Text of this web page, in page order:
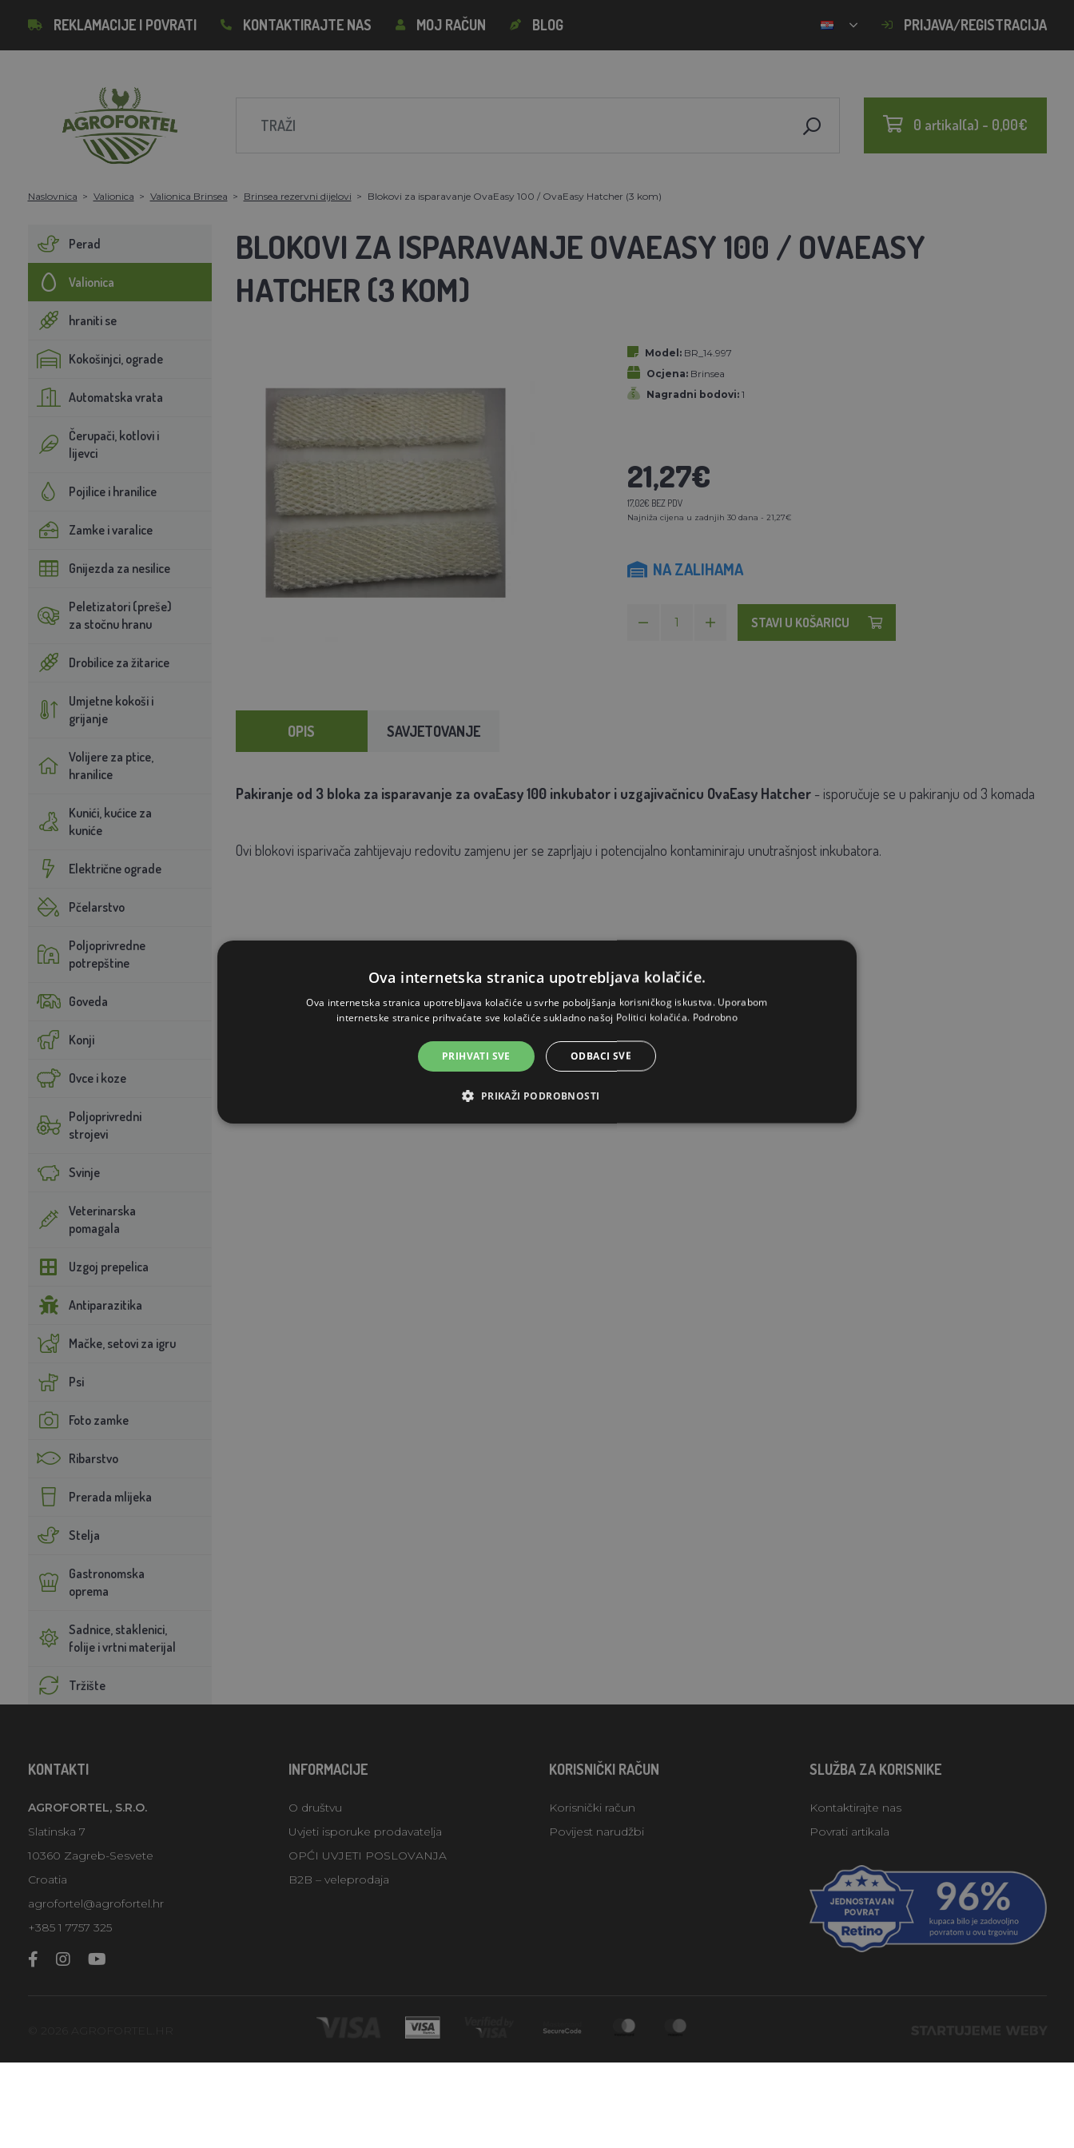
REKLAMACIJE I POVRATI KONTAKTIRAJTE NAS MOJ RAČUN BLOG PRIJAVA/REGISTRACIJA
0 artikal(a) - 0,00€
Naslovnica Valionica Valionica Brinsea Brinsea rezervni dijelovi Blokovi za isparavanje OvaEasy 100 / OvaEasy Hatcher (3 kom)
Perad
Valionica
hraniti se
Kokošinjci, ograde
Automatska vrata
Čerupači, kotlovi i
lijevci
Pojilice i hranilice
Zamke i varalice
Gnijezda za nesilice
Peletizatori (preše)
za stočnu hranu
Drobilice za žitarice
Umjetne kokoši i
grijanje
Volijere za ptice,
hranilice
Kunići, kućice za
kuniće
Električne ograde
Pčelarstvo
Poljoprivredne
potrepštine
Goveda
Konji
Ovce i koze
Poljoprivredni
strojevi
Svinje
Veterinarska
pomagala
Uzgoj prepelica
Antiparazitika
Mačke, setovi za igru
Psi
Foto zamke
Ribarstvo
Prerada mlijeka
Stelja
Gastronomska
oprema
Sadnice, staklenici,
folije i vrtni materijal
Tržište
BLOKOVI ZA ISPARAVANJE OVAEASY 100 / OVAEASY
HATCHER (3 KOM)
Model: BR_14.997
Ocjena: Brinsea
Nagradni bodovi: 1
21,27€
17,02€ BEZ PDV
Najniža cijena u zadnjih 30 dana - 21,27€
NA ZALIHAMA
STAVI U KOŠARICU
OPIS SAVJETOVANJE
Pakiranje od 3 bloka za isparavanje za ovaEasy 100 inkubator i uzgajivačnicu OvaEasy Hatcher- isporučuje se u pakiranju od 3 komada
Ovi blokovi isparivača zahtijevaju redovitu zamjenu jer se zaprljaju i potencijalno kontaminiraju unutrašnjost inkubatora.
KONTAKTI
AGROFORTEL, S.R.O.
Slatinska 7
10360 Zagreb-Sesvete
Croatia
agrofortel@agrofortel.hr
+385 1 7757 325
INFORMACIJE
O društvu
Uvjeti isporuke prodavatelja
OPĆI UVJETI POSLOVANJA
B2B – veleprodaja
KORISNIČKI RAČUN
Korisnički račun
Povijest narudžbi
SLUŽBA ZA KORISNIKE
Kontaktirajte nas
Povrati artikala
Ova internetska stranica upotrebljava kolačiće.
Ova internetska stranica upotrebljava kolačiće u svrhe poboljšanja korisničkog iskustva. Uporabom
internetske stranice prihvaćate sve kolačiće sukladno našoj Politici kolačića. Podrobno
PRIHVATI SVE ODBACI SVE
PRIKAŽI PODROBNOSTI